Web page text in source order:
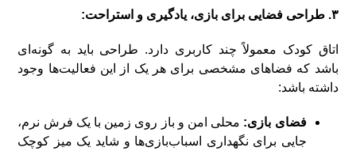
۳. طراحی فضایی برای بازی، یادگیری و استراحت:
اتاق کودک معمولاً چند کاربری دارد. طراحی باید به گونه‌ای
باشد که فضاهای مشخصی برای هر یک از این فعالیت‌ها وجود
داشته باشد:
فضای بازی: محلی امن و باز روی زمین با یک فرش نرم،
جایی برای نگهداری اسباب‌بازی‌ها و شاید یک میز کوچک